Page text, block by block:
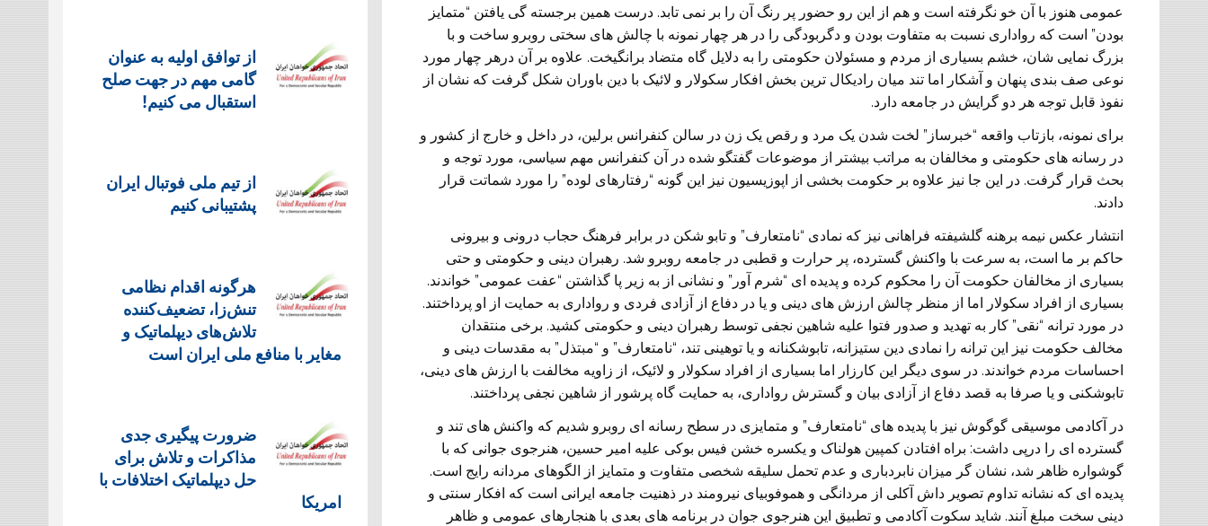
عمومی هنوز با آن خو نگرفته است و هم از این رو حضور پر رنگ آن را بر نمی تابد. درست همین برجسته گی یافتن “متمایز
بودن” است که رواداری نسبت به متفاوت بودن و دگربودگی را در هر چهار نمونه با چالش های سختی روبرو ساخت و با
بزرگ نمایی شان، خشم بسیاری از مردم و مسئولان حکومتی را به دلایل گاه متضاد برانگیخت. علاوه بر آن درهر چهار مورد
نوعی صف بندی پنهان و آشکار اما تند میان رادیکال ترین بخش افکار سکولار و لائیک با دین باوران شکل گرفت که نشان از
نفوذ قابل توجه هر دو گرایش در جامعه دارد.
برای نمونه، بازتاب واقعه “خبرساز” لخت شدن یک مرد و رقص یک زن در سالن کنفرانس برلین، در داخل و خارج از کشور و
در رسانه های حکومتی و مخالفان به مراتب بیشتر از موضوعات گفتگو شده در آن کنفرانس مهم سیاسی، مورد توجه و
بحث قرار گرفت. در این جا نیز علاوه بر حکومت بخشی از اپوزیسیون نیز این گونه “رفتارهای لوده” را مورد شماتت قرار
دادند.
انتشار عکس نیمه برهنه گلشیفته فراهانی نیز که نمادی “نامتعارف” و تابو شکن در برابر فرهنگ حجاب درونی و بیرونی
حاکم بر ما است، به سرعت با واکنش گسترده، پر حرارت و قطبی در جامعه روبرو شد. رهبران دینی و حکومتی و حتی
بسیاری از مخالفان حکومت آن را محکوم کرده و پدیده ای “شرم آور” و نشانی از به زیر پا گذاشتن “عفت عمومی” خواندند.
بسیاری از افراد سکولار اما از منظر چالش ارزش های دینی و یا در دفاع از آزادی فردی و رواداری به حمایت از او پرداختند.
در مورد ترانه “نقی” کار به تهدید و صدور فتوا علیه شاهین نجفی توسط رهبران دینی و حکومتی کشید. برخی منتقدان
مخالف حکومت نیز این ترانه را نمادی دین ستیزانه، تابوشکنانه و یا توهینی تند، “نامتعارف” و “مبتذل” به مقدسات دینی و
احساسات مردم خواندند. در سوی دیگر این کارزار اما بسیاری از افراد سکولار و لائیک، از زاویه مخالفت با ارزش های دینی،
تابوشکنی و یا صرفا به قصد دفاع از آزادی بیان و گسترش رواداری، به حمایت گاه پرشور از شاهین نجفی پرداختند.
در آکادمی موسیقی گوگوش نیز با پدیده های “نامتعارف” و متمایزی در سطح رسانه ای روبرو شدیم که واکنش های تند و
گسترده ای را درپی داشت: براه افتادن کمپین هولناک و یکسره خشن فیس بوکی علیه امیر حسین، هنرجوی جوانی که با
گوشواره ظاهر شد، نشان گر میزان نابردباری و عدم تحمل سلیقه شخصی متفاوت و متمایز از الگوهای مردانه رایج است.
پدیده ای که نشانه تداوم تصویر داش آکلی از مردانگی و هموفوبیای نیرومند در ذهنیت جامعه ایرانی است که افکار سنتی و
دینی سخت مبلغ آنند. شاید سکوت آکادمی و تطبیق این هنرجوی جوان در برنامه های بعدی با هنجارهای عمومی و ظاهر
از توافق اولیه به عنوان
گامی مهم در جهت صلح
استقبال می کنیم!
از تیم ملی فوتبال ایران
پشتیبانی کنیم
هرگونه اقدام نظامی
تنش‌زا، تضعیف‌کننده
تلاش‌های دیپلماتیک و
مغایر با منافع ملی ایران است
ضرورت پیگیری جدی
مذاکرات و تلاش برای
حل دیپلماتیک اختلافات با
امریکا